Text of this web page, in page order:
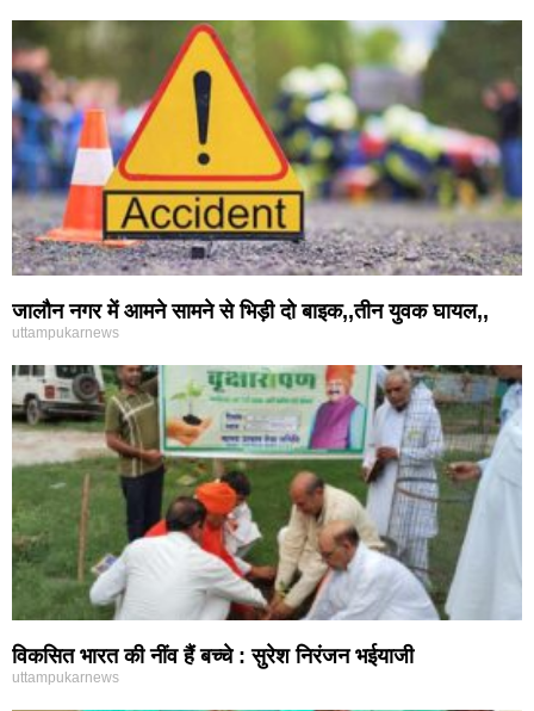
जालौन नगर में आमने सामने से भिड़ी दो बाइक,,तीन युवक घायल,,
uttampukarnews
विकसित भारत की नींव हैं बच्चे : सुरेश निरंजन भईयाजी
uttampukarnews